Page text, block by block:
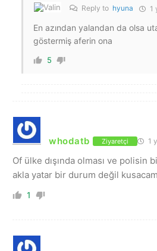
Reply to hyuna 1
En azından yalandan da olsa
göstermiş aferin ona
5
whodatb Ziyaretçi 1
Of ülke dışında olması ve polisin
akla yatar bir durum değil kusacam
1